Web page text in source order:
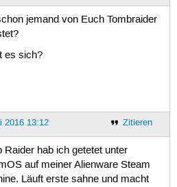
jemand von Euch Tombraider
es sich?
Zitieren
2016 13:12
Raider hab ich getetet unter
auf meiner Alienware Steam
Läuft erste sahne und macht